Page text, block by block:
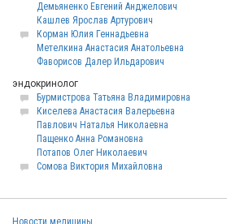
Демьяненко Евгений Анджелович
Кашлев Ярослав Артурович
Корман Юлия Геннадьевна
Метелкина Анастасия Анатольевна
Фаворисов Далер Ильдарович
эндокринолог
Бурмистрова Татьяна Владимировна
Киселева Анастасия Валерьевна
Павлович Наталья Николаевна
Пащенко Анна Романовна
Потапов Олег Николаевич
Сомова Виктория Михайловна
Новости медицины